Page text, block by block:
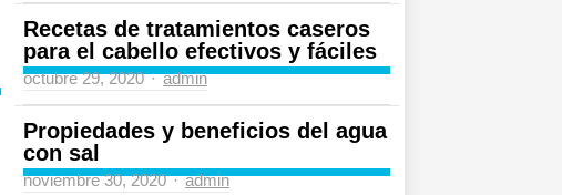
Recetas de tratamientos caseros
para el cabello efectivos y fáciles
octubre 29, 2020 Author
admin
Propiedades y beneficios del agua
con sal
noviembre 30, 2020 Author
admin